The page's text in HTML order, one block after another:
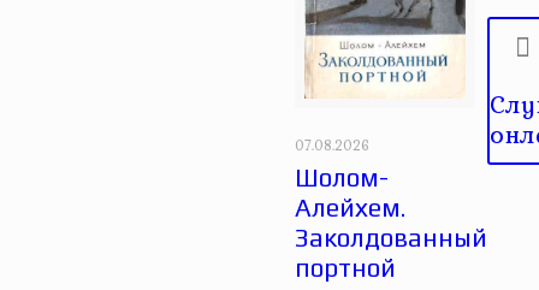
07.08.2026
Шолом-
Алейхем.
Заколдованный
портной